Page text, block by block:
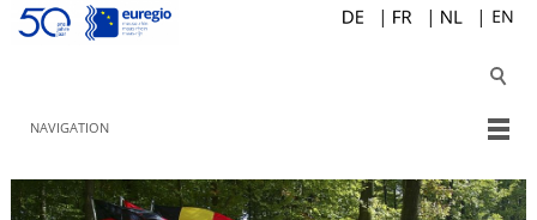
NAVIGATION